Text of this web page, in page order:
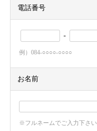
電話番号
-
例）084-○○○○-○○○○
お名前
※フルネームでご入力下さい